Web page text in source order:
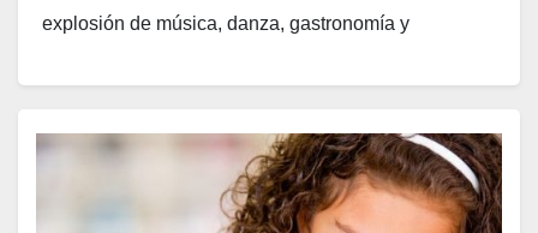
explosión de música, danza, gastronomía y
maravillosas. ¡Son experiencias inolvidables que nos
transportan a nuestros países de origen sin salir de